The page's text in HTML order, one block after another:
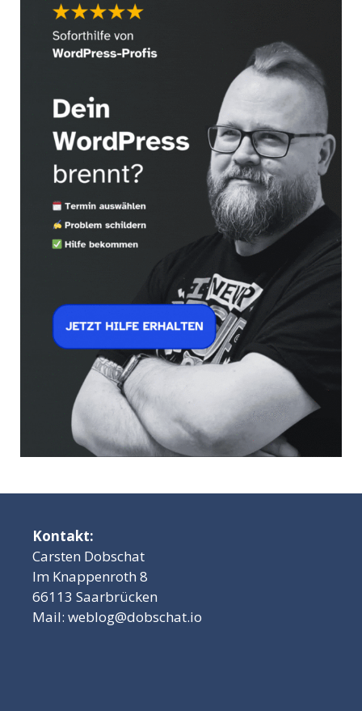
Kontakt:
Carsten Dobschat
Im Knappenroth 8
66113 Saarbrücken
Mail: weblog@dobschat.io